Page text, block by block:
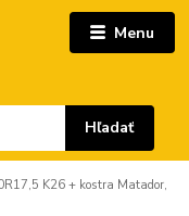
Menu
Hľadať
K26 + kostra Matador,